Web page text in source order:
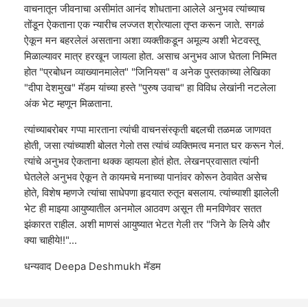
वाचनातून जीवनाचा असीमांत आनंद शोधताना आलेले अनुभव त्यांच्याच
तोंडून ऐकताना एक न्यारीच लज्जत श्रोत्याला तृप्त करून जाते. सगळं
ऐकून मन बहरलेलं असताना अशा व्यक्तीकडून अमूल्य अशी भेटवस्तू
मिळाल्यावर मात्र हरखून जायला होत. असाच अनुभव आज घेतला निम्मित
होत "प्रबोधन व्याख्यानमालेत" "जिनियस" व अनेक पुस्तकाच्या लेखिका
"दीपा देशमुख" मॅडम यांच्या हस्ते "पुरुष उवाच" हा विविध लेखांनी नटलेला
अंक भेट म्हणून मिळताना.
त्यांच्याबरोबर गप्पा मारताना त्यांची वाचनसंस्कृती बद्दलची तळमळ जाणवत
होती, जसा त्यांच्याशी बोलत गेलो तस त्यांचं व्यक्तिमत्व मनात घर करून गेलं.
त्यांचे अनुभव ऐकताना थक्क व्हायला होतं होत. लेखनप्रवासात त्यांनी
घेतलेले अनुभव ऐकून ते कायमचे मनाच्या पानांवर कोरून ठेवावेत असेच
होते, विशेष म्हणजे त्यांचा साधेपणा हृदयात रुतून बसलाय. त्यांच्याशी झालेली
भेट ही माझ्या आयुष्यातील अनमोल आठवण असून ती मनविणेवर सतत
झंकारत राहील. अशी माणसं आयुष्यात भेटत गेली तर "जिने के लिये और
क्या चाहीये!!"...
धन्यवाद Deepa Deshmukh मॅडम